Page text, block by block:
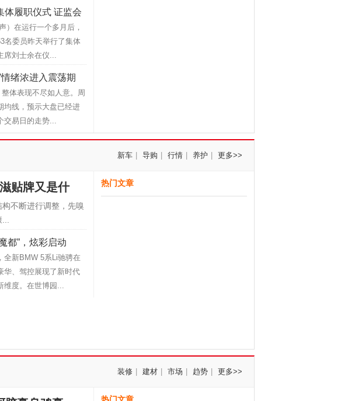
体履职仪式 证监会
）在运行一个多月后，
名委员昨天举行了集体
席刘士余在仪...
绪浓进入震荡期
体表现不尽如人意。周
均线，预示大盘已经进
交易日的走势...
新车 导购 行情 养护 更多>>
贴牌又是什
不断进行调整，先嗅
都”，炫彩启动
全新BMW 5系Li驰骋在
华、驾控展现了新时代
维度。在世博园...
热门文章
装修 建材 市场 趋势 更多>>